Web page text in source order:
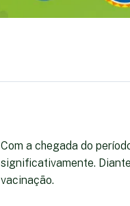
Com a chegada do
significativamente.
vacinação.